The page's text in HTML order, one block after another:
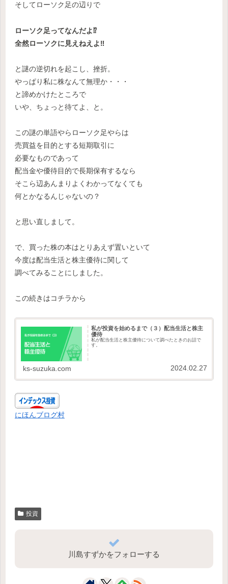
そしてローソク足の辺りで
ローソク足ってなんだよ⁉
全然ローソクに見えねえよ‼
と謎の逆切れを起こし、挫折。
やっぱり私に株なんて無理か・・・
と諦めかけたところで
いや、ちょっと待てよ、と。
この謎の単語やらローソク足やらは
売買益を目的とする短期取引に
必要なものであって
配当金や優待目的で長期保有するなら
そこら辺あんまりよくわかってなくても
何とかなるんじゃないの？
と思い直しまして。
で、買った株の本はとりあえず置いといて
今度は配当生活と株主優待に関して
調べてみることにしました。
この続きはコチラから
私が投資を始めるまで（３）配当生活と株主
優待
私が配当生活と株主優待について調べたときのお話で
す。
ks-suzuka.com 2024.02.27
にほんブログ村
投資
川島すずかをフォローする